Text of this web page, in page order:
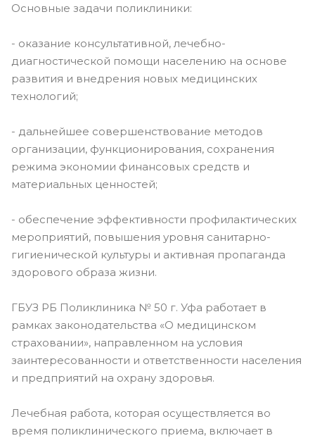
Основные задачи поликлиники:
- оказание консультативной, лечебно-
диагностической помощи населению на основе
развития и внедрения новых медицинских
технологий;
- дальнейшее совершенствование методов
организации, функционирования, сохранения
режима экономии финансовых средств и
материальных ценностей;
- обеспечение эффективности профилактических
мероприятий, повышения уровня санитарно-
гигиенической культуры и активная пропаганда
здорового образа жизни.
ГБУЗ РБ Поликлиника № 50 г. Уфа работает в
рамках законодательства «О медицинском
страховании», направленном на условия
заинтересованности и ответственности населения
и предприятий на охрану здоровья.
Лечебная работа, которая осуществляется во
время поликлинического приема, включает в